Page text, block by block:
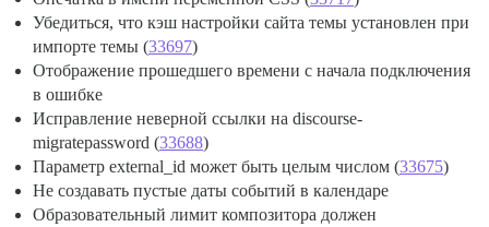
Убедиться, что кэш настройки сайта темы установлен при
импорте темы (33697)
Отображение прошедшего времени с начала подключения
в ошибке
Исправление неверной ссылки на discourse-
migratepassword (33688)
Параметр external_id может быть целым числом (33675)
Не создавать пустые даты событий в календаре
Образовательный лимит композитора должен